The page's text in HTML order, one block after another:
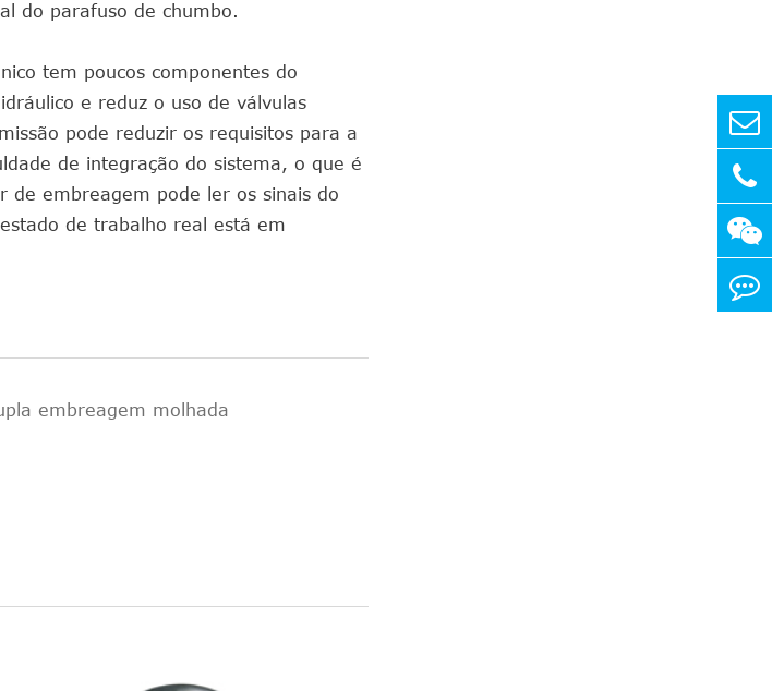
do parafuso de chumbo.
tem poucos componentes do
e reduz o uso de válvulas
pode reduzir os requisitos para a
de integração do sistema, o que é
de embreagem pode ler os sinais do
de trabalho real está em
embreagem molhada